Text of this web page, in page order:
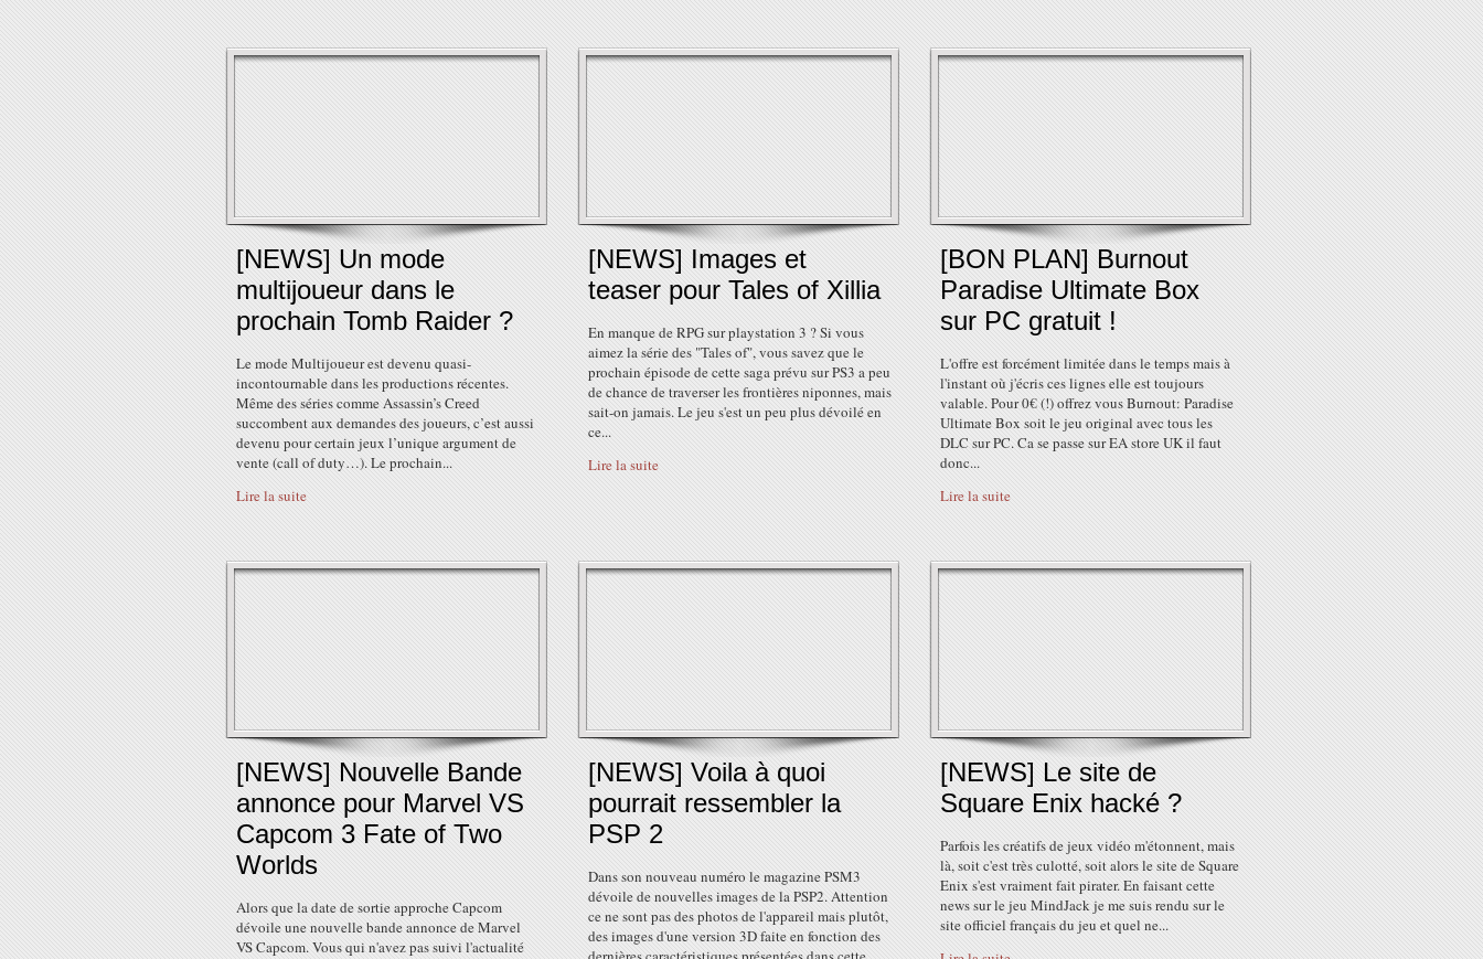
[NEWS] Un mode
multijoueur dans le
prochain Tomb Raider ?
Le mode Multijoueur est devenu quasi-
incontournable dans les productions récentes.
Même des séries comme Assassin’s Creed
succombent aux demandes des joueurs, c’est aussi
devenu pour certain jeux l’unique argument de
vente (call of duty…). Le prochain...
Lire la suite
[NEWS] Images et
teaser pour Tales of Xillia
En manque de RPG sur playstation 3 ? Si vous
aimez la série des "Tales of", vous savez que le
prochain épisode de cette saga prévu sur PS3 a peu
de chance de traverser les frontières niponnes, mais
sait-on jamais. Le jeu s'est un peu plus dévoilé en
ce...
Lire la suite
[BON PLAN] Burnout
Paradise Ultimate Box
sur PC gratuit !
L'offre est forcément limitée dans le temps mais à
l'instant où j'écris ces lignes elle est toujours
valable. Pour 0€ (!) offrez vous Burnout: Paradise
Ultimate Box soit le jeu original avec tous les
DLC sur PC. Ca se passe sur EA store UK il faut
donc...
Lire la suite
[NEWS] Nouvelle Bande
annonce pour Marvel VS
Capcom 3 Fate of Two
Worlds
Alors que la date de sortie approche Capcom
dévoile une nouvelle bande annonce de Marvel
VS Capcom. Vous qui n'avez pas suivi l'actualité
[NEWS] Voila à quoi
pourrait ressembler la
PSP 2
Dans son nouveau numéro le magazine PSM3
dévoile de nouvelles images de la PSP2. Attention
ce ne sont pas des photos de l'appareil mais plutôt,
des images d'une version 3D faite en fonction des
[NEWS] Le site de
Square Enix hacké ?
Parfois les créatifs de jeux vidéo m'étonnent, mais
là, soit c'est très culotté, soit alors le site de Square
Enix s'est vraiment fait pirater. En faisant cette
news sur le jeu MindJack je me suis rendu sur le
site officiel français du jeu et quel ne...